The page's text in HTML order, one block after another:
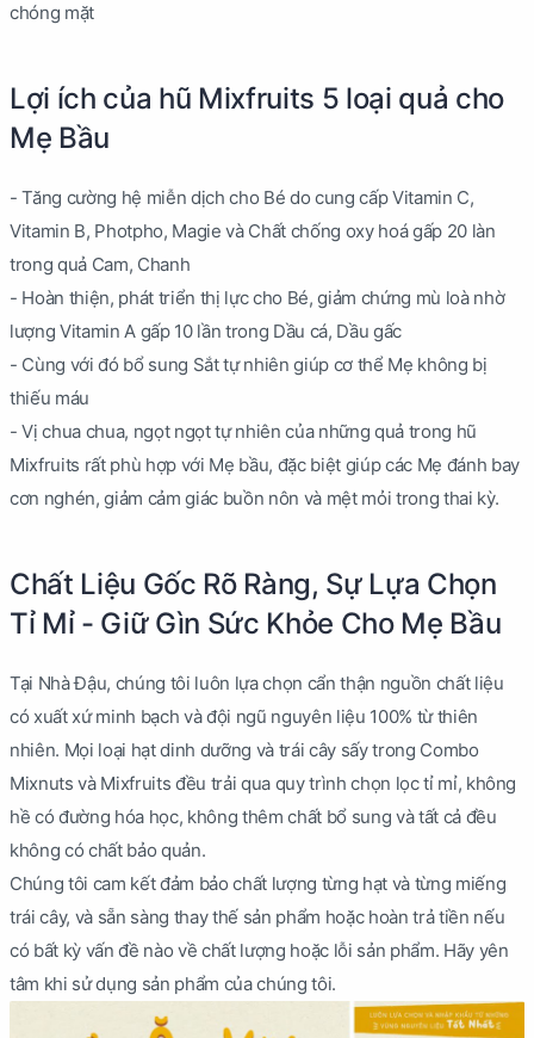
chóng mặt
Lợi ích của hũ Mixfruits 5 loại quả cho
Mẹ Bầu
- Tăng cường hệ miễn dịch cho Bé do cung cấp Vitamin C,
Vitamin B, Photpho, Magie và Chất chống oxy hoá gấp 20 làn
trong quả Cam, Chanh
- Hoàn thiện, phát triển thị lực cho Bé, giảm chứng mù loà nhờ
lượng Vitamin A gấp 10 lần trong Dầu cá, Dầu gấc
- Cùng với đó bổ sung Sắt tự nhiên giúp cơ thể Mẹ không bị
thiếu máu
- Vị chua chua, ngọt ngọt tự nhiên của những quả trong hũ
Mixfruits rất phù hợp với Mẹ bầu, đặc biệt giúp các Mẹ đánh bay
cơn nghén, giảm cảm giác buồn nôn và mệt mỏi trong thai kỳ.
Chất Liệu Gốc Rõ Ràng, Sự Lựa Chọn
Tỉ Mỉ - Giữ Gìn Sức Khỏe Cho Mẹ Bầu
Tại Nhà Đậu, chúng tôi luôn lựa chọn cẩn thận nguồn chất liệu
có xuất xứ minh bạch và đội ngũ nguyên liệu 100% từ thiên
nhiên. Mọi loại hạt dinh dưỡng và trái cây sấy trong Combo
Mixnuts và Mixfruits đều trải qua quy trình chọn lọc tỉ mỉ, không
hề có đường hóa học, không thêm chất bổ sung và tất cả đều
không có chất bảo quản.
Chúng tôi cam kết đảm bảo chất lượng từng hạt và từng miếng
trái cây, và sẵn sàng thay thế sản phẩm hoặc hoàn trả tiền nếu
có bất kỳ vấn đề nào về chất lượng hoặc lỗi sản phẩm. Hãy yên
tâm khi sử dụng sản phẩm của chúng tôi.